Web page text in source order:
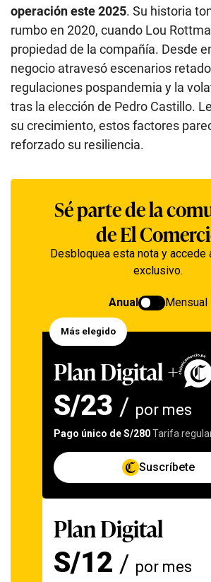
operación este 2025. Su historia
rumbo en 2020, cuando Lou
propiedad de la compañía. Desde
negocio atravesó escenarios
regulaciones pospandemia y la
tras la elección de Pedro Castillo.
su crecimiento, estos factores
reforzado su resiliencia.